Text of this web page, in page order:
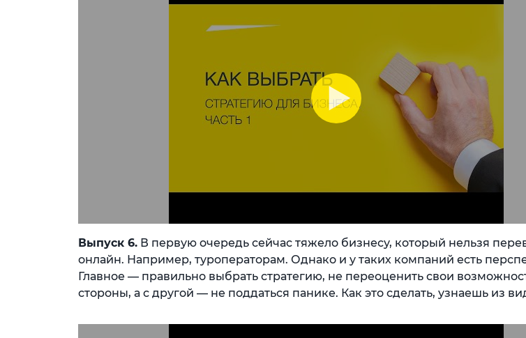
Выпуск 6. В первую очередь сейчас тяжело бизнесу, который нельзя
онлайн. Например, туроператорам. Однако и у таких компаний есть
Главное — правильно выбрать стратегию, не переоценить свои
стороны, а с другой — не поддаться панике. Как это сделать, узнаешь из